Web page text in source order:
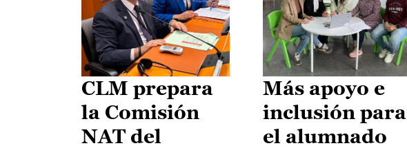
CLM prepara
la Comisión
NAT del
Más apoyo e
inclusión para
el alumnado